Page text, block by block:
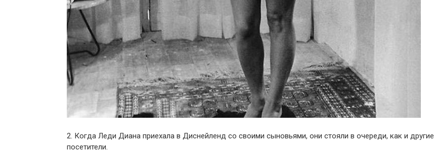
2. Когда Леди Диана приехала в Диснейленд со своими сыновьями, они стояли в очереди, как и другие
посетители.